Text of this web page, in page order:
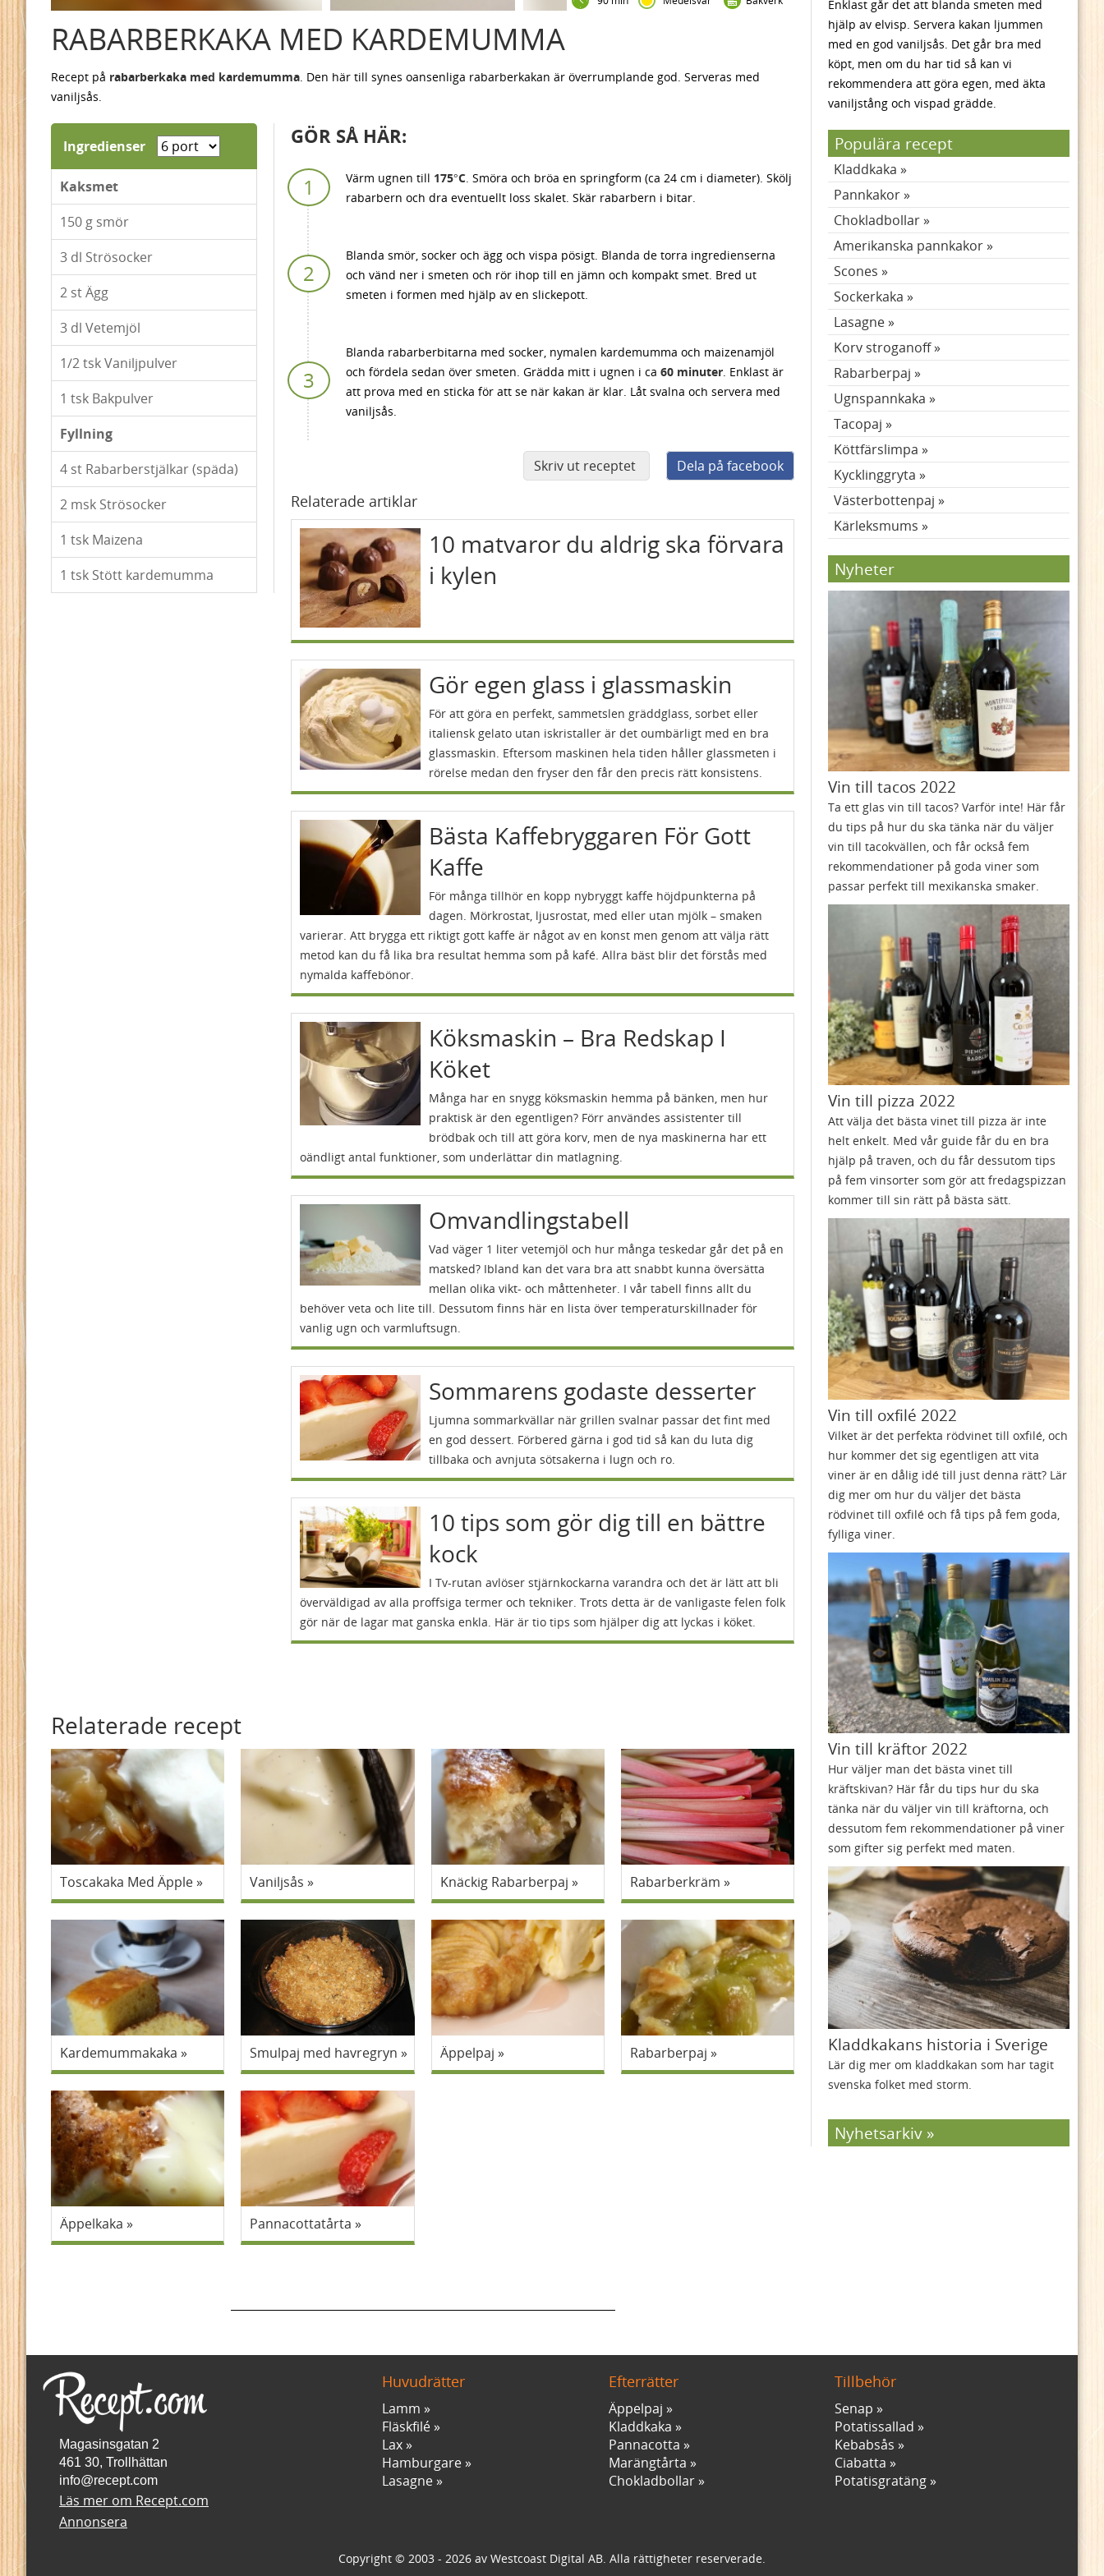
RABARBERKAKA MED KARDEMUMMA
Recept på rabarberkaka med kardemumma. Den här till synes oansenliga rabarberkakan är överrumplande god. Serveras med
vaniljsås.
Ingredienser
Kaksmet
150 g smör
3 dl Strösocker
2 st Ägg
3 dl Vetemjöl
1/2tsk Vaniljpulver
1 tsk Bakpulver
Fyllning
4 st Rabarberstjälkar (späda)
2 msk Strösocker
1 tsk Maizena
1 tsk Stött kardemumma
GÖR SÅ HÄR:
Värm ugnen till 175°C. Smöra och bröa en springform (ca 24 cm i diameter). Skölj
rabarbern och dra eventuellt loss skalet. Skär rabarbern i bitar.
Blanda smör, socker och ägg och vispa pösigt. Blanda de torra ingredienserna
och vänd ner i smeten och rör ihop till en jämn och kompakt smet. Bred ut
smeten i formen med hjälp av en slickepott.
Blanda rabarberbitarna med socker, nymalen kardemumma och maizenamjöl
och fördela sedan över smeten. Grädda mitt i ugnen i ca 60 minuter. Enklast är
att prova med en sticka för att se när kakan är klar. Låt svalna och servera med
vaniljsås.
Skriv ut receptet Dela på facebook
Relaterade artiklar
10 matvaror du aldrig ska förvara
i kylen
Gör egen glass i glassmaskin
För att göra en perfekt, sammetslen gräddglass, sorbet eller
italiensk gelato utan iskristaller är det oumbärligt med en bra
glassmaskin. Eftersom maskinen hela tiden håller glassmeten i
rörelse medan den fryser den får den precis rätt konsistens.
Bästa Kaffebryggaren För Gott
Kaffe
För många tillhör en kopp nybryggt kaffe höjdpunkterna på
dagen. Mörkrostat, ljusrostat, med eller utan mjölk – smaken
varierar. Att brygga ett riktigt gott kaffe är något av en konst men genom att välja rätt
metod kan du få lika bra resultat hemma som på kafé. Allra bäst blir det förstås med
nymalda kaffebönor.
Köksmaskin – Bra Redskap I
Köket
Många har en snygg köksmaskin hemma på bänken, men hur
praktisk är den egentligen? Förr användes assistenter till
brödbak och till att göra korv, men de nya maskinerna har ett
oändligt antal funktioner, som underlättar din matlagning.
Omvandlingstabell
Vad väger 1 liter vetemjöl och hur många teskedar går det på en
matsked? Ibland kan det vara bra att snabbt kunna översätta
mellan olika vikt- och måttenheter. I vår tabell finns allt du
behöver veta och lite till. Dessutom finns här en lista över temperaturskillnader för
vanlig ugn och varmluftsugn.
Sommarens godaste desserter
Ljumna sommarkvällar när grillen svalnar passar det fint med
en god dessert. Förbered gärna i god tid så kan du luta dig
tillbaka och avnjuta sötsakerna i lugn och ro.
10 tips som gör dig till en bättre
kock
I Tv-rutan avlöser stjärnkockarna varandra och det är lätt att bli
överväldigad av alla proffsiga termer och tekniker. Trots detta är de vanligaste felen folk
gör när de lagar mat ganska enkla. Här är tio tips som hjälper dig att lyckas i köket.
Relaterade recept
Toscakaka Med Äpple Vaniljsås Knäckig Rabarberpaj Rabarberkräm
Kardemummakaka Smulpaj med havregryn Äppelpaj Rabarberpaj
Äppelkaka Pannacottatårta
Enklast går det att blanda smeten med
hjälp av elvisp. Servera kakan ljummen
med en god vaniljsås. Det går bra med
köpt, men om du har tid så kan vi
rekommendera att göra egen, med äkta
vaniljstång och vispad grädde.
Populära recept
Kladdkaka
Pannkakor
Chokladbollar
Amerikanska pannkakor
Scones
Sockerkaka
Lasagne
Korv stroganoff
Rabarberpaj
Ugnspannkaka
Tacopaj
Köttfärslimpa
Kycklinggryta
Västerbottenpaj
Kärleksmums
Nyheter
Vin till tacos 2022
Ta ett glas vin till tacos? Varför inte! Här får
du tips på hur du ska tänka när du väljer
vin till tacokvällen, och får också fem
rekommendationer på goda viner som
passar perfekt till mexikanska smaker.
Vin till pizza 2022
Att välja det bästa vinet till pizza är inte
helt enkelt. Med vår guide får du en bra
hjälp på traven, och du får dessutom tips
på fem vinsorter som gör att fredagspizzan
kommer till sin rätt på bästa sätt.
Vin till oxfilé 2022
Vilket är det perfekta rödvinet till oxfilé, och
hur kommer det sig egentligen att vita
viner är en dålig idé till just denna rätt? Lär
dig mer om hur du väljer det bästa
rödvinet till oxfilé och få tips på fem goda,
fylliga viner.
Vin till kräftor 2022
Hur väljer man det bästa vinet till
kräftskivan? Här får du tips hur du ska
tänka när du väljer vin till kräftorna, och
dessutom fem rekommendationer på viner
som gifter sig perfekt med maten.
Kladdkakans historia i Sverige
Lär dig mer om kladdkakan som har tagit
svenska folket med storm.
Nyhetsarkiv
Magasinsgatan 2
461 30, Trollhättan
info@recept.com
Läs mer om Recept.com
Annonsera
Huvudrätter
Lamm
Fläskfilé
Lax
Hamburgare
Lasagne
Efterrätter
Äppelpaj
Kladdkaka
Pannacotta
Marängtårta
Chokladbollar
Tillbehör
Senap
Potatissallad
Kebabsås
Ciabatta
Potatisgratäng
Copyright © 2003 - 2026 av Westcoast Digital AB. Alla rättigheter reserverade.